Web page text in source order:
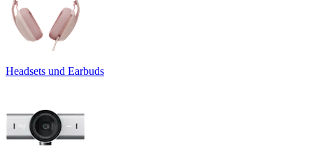
Headsets und Earbuds